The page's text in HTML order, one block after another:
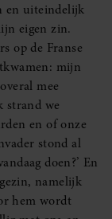
en uiteindelijk
eigen zin.
op de Franse
mijn
mee
strand we
en of onze
stond al
doen?’ En
namelijk
hem wordt